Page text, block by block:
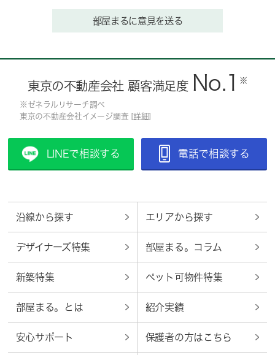
部屋まるに意見を送る
東京の不動産会社 顧客満足度 No.1 ※
※ゼネラルリサーチ調べ
東京の不動産会社イメージ調査 [ 詳細
LINEで相談する 電話で相談する
沿線から探す エリアから探す
デザイナーズ特集 部屋まる。コラム
新築特集 ペット可物件特集
部屋まる。とは 紹介実績
安心サポート 保護者の方はこちら